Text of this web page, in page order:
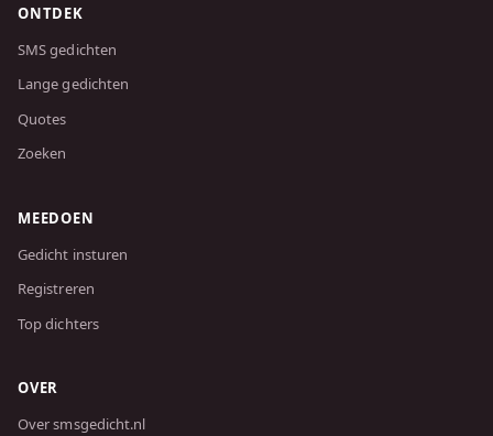
ONTDEK
SMS gedichten
Lange gedichten
Quotes
Zoeken
MEEDOEN
Gedicht insturen
Registreren
Top dichters
OVER
Over smsgedicht.nl